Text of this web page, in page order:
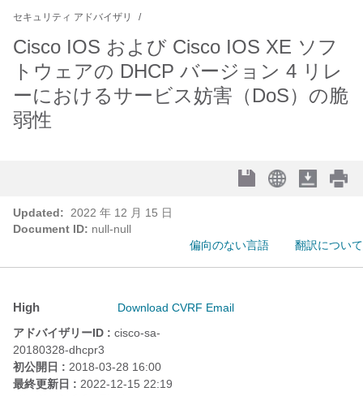
セキュリティ アドバイザリ
Cisco IOS および Cisco IOS XE ソフ
トウェアの DHCP バージョン 4 リレ
ーにおけるサービス妨害（DoS）の脆
弱性
Updated:
2022 年 12 月 15 日
Document ID: null-null
偏向のない言語
翻訳について
High Download CVRF Email
アドバイザリーID : cisco-sa-
20180328-dhcpr3
初公開日 : 2018-03-28 16:00
最終更新日 : 2022-12-15 22:19